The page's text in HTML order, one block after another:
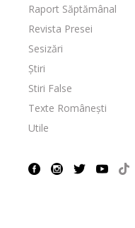
Raport Săptămânal
Revista Presei
Sesizări
Știri
Stiri False
Texte Românești
Utile